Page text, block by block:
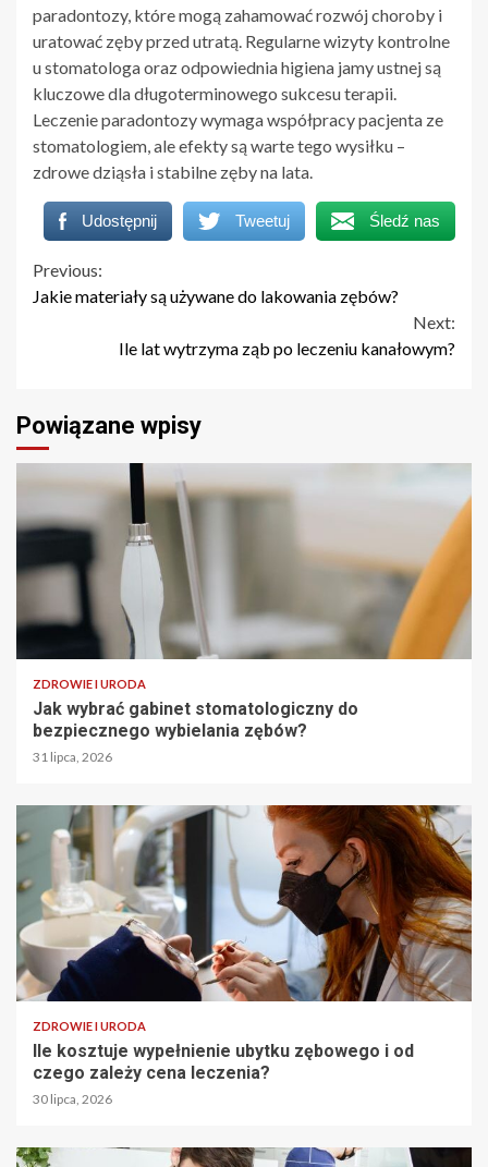
paradontozy, które mogą zahamować rozwój choroby i
uratować zęby przed utratą. Regularne wizyty kontrolne
u stomatologa oraz odpowiednia higiena jamy ustnej są
kluczowe dla długoterminowego sukcesu terapii.
Leczenie paradontozy wymaga współpracy pacjenta ze
stomatologiem, ale efekty są warte tego wysiłku –
zdrowe dziąsła i stabilne zęby na lata.
Udostępnij Tweetuj Śledź nas
Continue
Reading
Previous:
Jakie materiały są używane do lakowania zębów?
Next:
Ile lat wytrzyma ząb po leczeniu kanałowym?
Powiązane wpisy
ZDROWIE I URODA
Jak wybrać gabinet stomatologiczny do
bezpiecznego wybielania zębów?
31 lipca, 2026
ZDROWIE I URODA
Ile kosztuje wypełnienie ubytku zębowego i od
czego zależy cena leczenia?
30 lipca, 2026